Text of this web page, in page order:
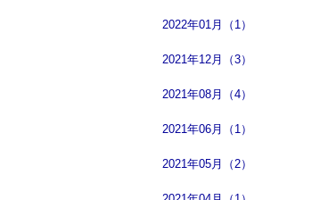
2022年01月（1）
2021年12月（3）
2021年08月（4）
2021年06月（1）
2021年05月（2）